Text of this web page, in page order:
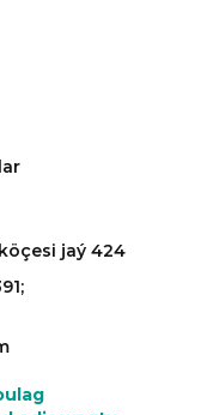
jaý 424